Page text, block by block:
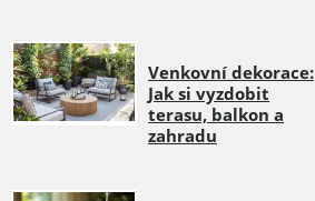
Venkovní dekorace:
Jak si vyzdobit
terasu, balkon a
zahradu